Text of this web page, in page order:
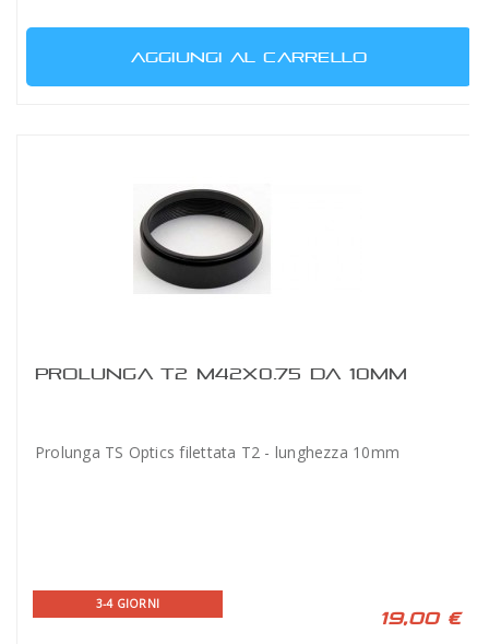
AGGIUNGI AL CARRELLO
PROLUNGA T2 M42X0.75 DA 10MM
Prolunga TS Optics filettata T2 - lunghezza 10mm
3-4 GIORNI
19,00 €